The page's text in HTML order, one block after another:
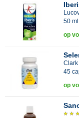
50 ml
op
Clark
45
op